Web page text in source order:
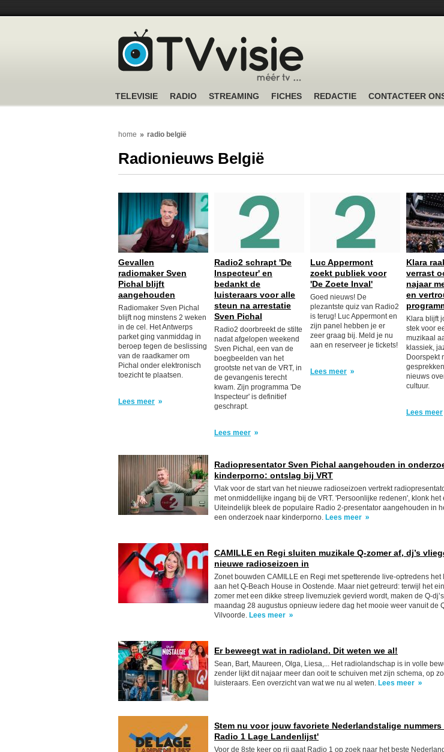
TELEVISIE RADIO STREAMING FICHES REDACTIE CONTACTEER
home radio belgië
Radionieuws België
Gevallen
radiomaker Sven
Pichal blijft
aangehouden
Radiomaker Sven Pichal
blijft nog minstens 2 weken
in de cel. Het Antwerps
parket ging vanmiddag in
beroep tegen de beslissing
van de raadkamer om
Pichal onder elektronisch
toezicht te plaatsen.
Lees meer
Radio2 schrapt 'De
Inspecteur' en
bedankt de
luisteraars voor alle
steun na arrestatie
Sven Pichal
Radio2 doorbreekt de stilte
nadat afgelopen weekend
Sven Pichal, een van de
boegbeelden van het
grootste net van de VRT, in
de gevangenis terecht
kwam. Zijn programma 'De
Inspecteur' is definitief
geschrapt.
Lees meer
Luc Appermont
zoekt publiek voor
'De Zoete Inval'
Goed nieuws! De
plezantste quiz van Radio2
is terug! Luc Appermont en
zijn panel hebben je er
zeer graag bij. Meld je nu
aan en reserveer je tickets!
Lees meer
Klara
verrast
najaar
en
Klara blijft
stek voor
muzikaal
klassiek,
Doorspekt
nieuws
cultuur.
Lees meer
Radiopresentator Sven Pichal aangehouden in
kinderporno: ontslag bij VRT
Vlak voor de start van het nieuwe radioseizoen vertrekt
met onmiddellijke ingang bij de VRT. 'Persoonlijke redenen', klonk het
Uiteindelijk bleek de populaire Radio 2-presentator aangehouden in
een onderzoek naar kinderporno. Lees meer
CAMILLE en Regi sluiten muzikale Q-zomer af, dj’s
nieuwe radioseizoen in
Zonet bouwden CAMILLE en Regi met spetterende live-optredens het
aan het Q-Beach House in Oostende. Maar niet getreurd: terwijl het
zomer met een dikke streep livemuziek gevierd wordt, maken de Q-
maandag 28 augustus opnieuw iedere dag het mooie weer vanuit de
Vilvoorde. Lees meer
Er beweegt wat in radioland. Dit weten we al!
Sean, Bart, Maureen, Olga, Liesa,... Het radiolandschap is in volle
zender lijkt dit najaar meer dan ooit te schuiven met zijn schema, op
luisteraars. Een overzicht van wat we nu al weten. Lees meer
Stem nu voor jouw favoriete Nederlandstalige nummers
Radio 1 Lage Landenlijst'
Voor de 8ste keer op rij gaat Radio 1 op zoek naar het beste